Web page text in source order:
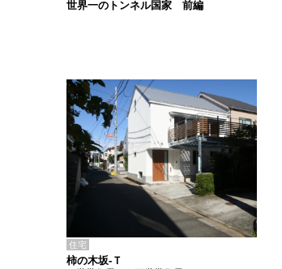
世界一のトンネル国家 前編
住宅
柿の木坂-Ｔ